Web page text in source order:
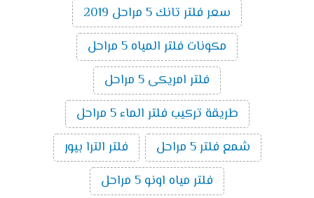
سعر فلتر تانك 5 مراحل 2019
مكونات فلتر المياه 5 مراحل
فلتر امريكى 5 مراحل
طريقة تركيب فلتر الماء 5 مراحل
شمع فلتر 5 مراحل
فلتر الترا بيور
فلتر مياه اونو 5 مراحل